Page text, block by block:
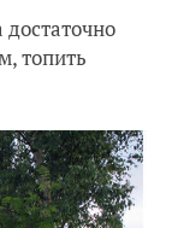
сезон-5
достаточно
топить